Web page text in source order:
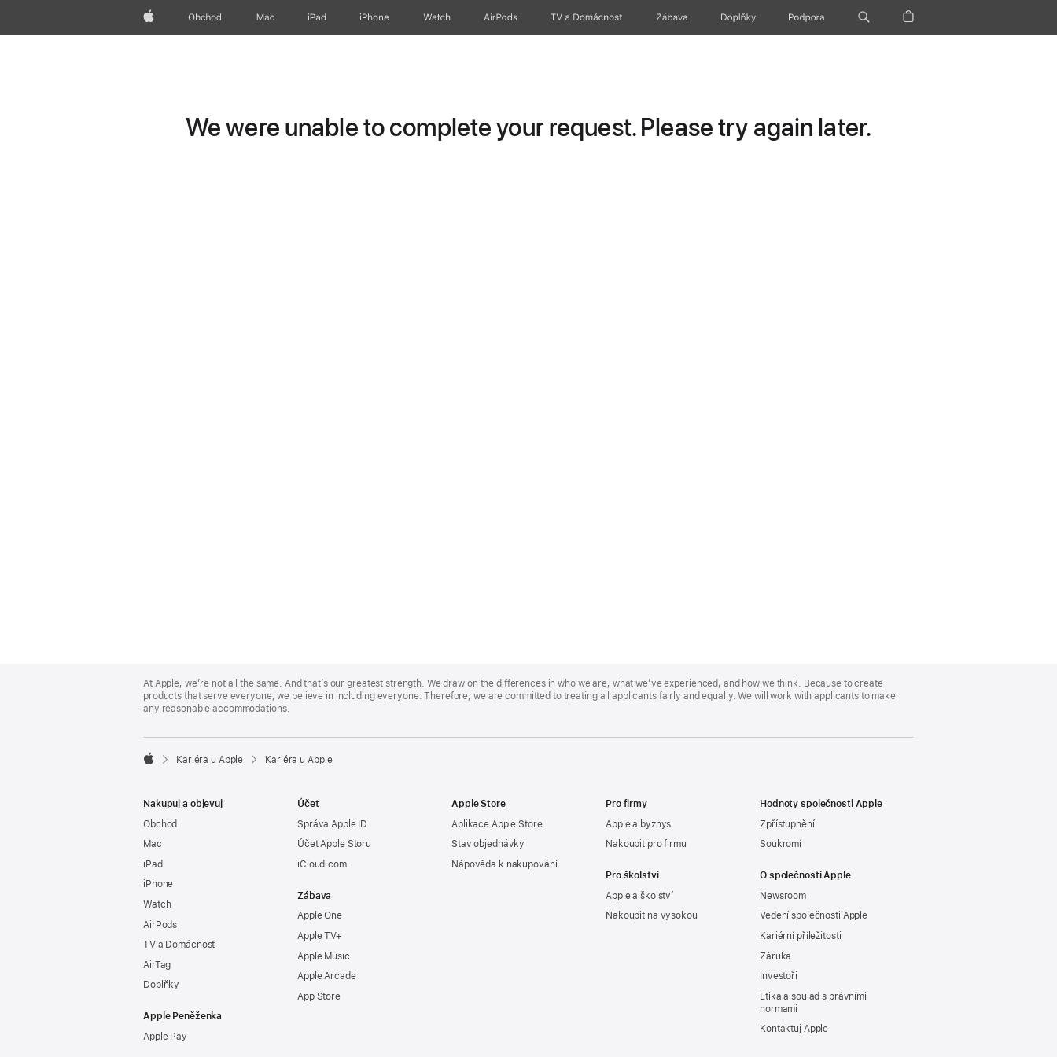
AppleObchod Mac iPad iPhone Watch AirPods TV a Domácnost Zábava Doplňky Podpora
We were unable to complete your request. Please try again later.
Footer
At Apple, we’re not all the same. And that’s our greatest strength. We draw on the differences in who we are, what we’ve experienced, and how we think. Because to create
products that serve everyone, we believe in including everyone. Therefore, we are committed to treating all applicants fairly and equally. We will work with applicants to make
any reasonable accommodations.

Kariéra u Apple Kariéra u Apple
Nakupuj a objevuj
Obchod
Mac
iPad
iPhone
Watch
AirPods
TV a Domácnost
AirTag
Doplňky
Apple Peněženka
Apple Pay
Účet
Správa Apple ID
Účet Apple Storu
iCloud.com
Zábava
Apple One
Apple TV+
Apple Music
Apple Arcade
App Store
Apple Store
Aplikace Apple Store
Stav objednávky
Nápověda k nakupování
Pro firmy
Apple a byznys
Nakoupit pro firmu
Pro školství
Apple a školství
Nakoupit na vysokou
Hodnoty společnosti Apple
Zpřístupnění
Soukromí
O společnosti Apple
Newsroom
Vedení společnosti Apple
Kariérní příležitosti
Záruka
Investoři
Etika a soulad s právními
normami
Kontaktuj Apple